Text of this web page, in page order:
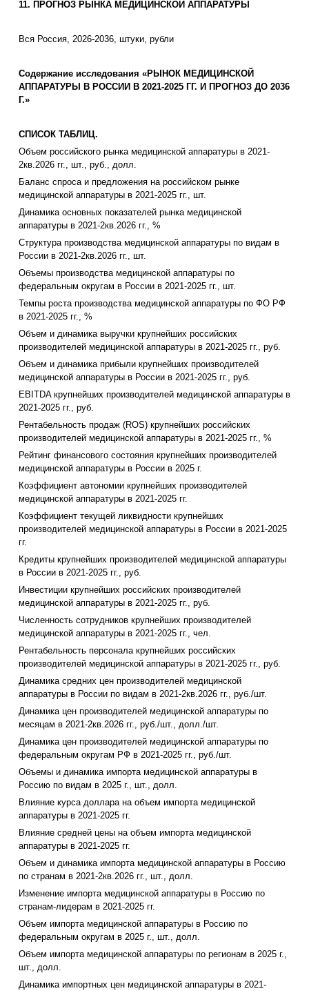
11. ПРОГНОЗ РЫНКА МЕДИЦИНСКОЙ АППАРАТУРЫ
Вся Россия, 2026-2036, штуки, рубли
Содержание исследования «РЫНОК МЕДИЦИНСКОЙ
АППАРАТУРЫ В РОССИИ В 2021-2025 ГГ. И ПРОГНОЗ ДО 2036
Г.»
СПИСОК ТАБЛИЦ.
Объем российского рынка медицинской аппаратуры в 2021-
2кв.2026 гг., шт., руб., долл.
Баланс спроса и предложения на российском рынке
медицинской аппаратуры в 2021-2025 гг., шт.
Динамика основных показателей рынка медицинской
аппаратуры в 2021-2кв.2026 гг., %
Структура производства медицинской аппаратуры по видам в
России в 2021-2кв.2026 гг., шт.
Объемы производства медицинской аппаратуры по
федеральным округам в России в 2021-2025 гг., шт.
Темпы роста производства медицинской аппаратуры по ФО РФ
в 2021-2025 гг., %
Объем и динамика выручки крупнейших российских
производителей медицинской аппаратуры в 2021-2025 гг., руб.
Объем и динамика прибыли крупнейших производителей
медицинской аппаратуры в России в 2021-2025 гг., руб.
EBITDA крупнейших производителей медицинской аппаратуры в
2021-2025 гг., руб.
Рентабельность продаж (ROS) крупнейших российских
производителей медицинской аппаратуры в 2021-2025 гг., %
Рейтинг финансового состояния крупнейших производителей
медицинской аппаратуры в России в 2025 г.
Коэффициент автономии крупнейших производителей
медицинской аппаратуры в 2021-2025 гг.
Коэффициент текущей ликвидности крупнейших
производителей медицинской аппаратуры в России в 2021-2025
гг.
Кредиты крупнейших производителей медицинской аппаратуры
в России в 2021-2025 гг., руб.
Инвестиции крупнейших российских производителей
медицинской аппаратуры в 2021-2025 гг., руб.
Численность сотрудников крупнейших производителей
медицинской аппаратуры в 2021-2025 гг., чел.
Рентабельность персонала крупнейших российских
производителей медицинской аппаратуры в 2021-2025 гг., руб.
Динамика средних цен производителей медицинской
аппаратуры в России по видам в 2021-2кв.2026 гг., руб./шт.
Динамика цен производителей медицинской аппаратуры по
месяцам в 2021-2кв.2026 гг., руб./шт., долл./шт.
Динамика цен производителей медицинской аппаратуры по
федеральным округам РФ в 2021-2025 гг., руб./шт.
Объемы и динамика импорта медицинской аппаратуры в
Россию по видам в 2025 г., шт., долл.
Влияние курса доллара на объем импорта медицинской
аппаратуры в 2021-2025 гг.
Влияние средней цены на объем импорта медицинской
аппаратуры в 2021-2025 гг.
Объем и динамика импорта медицинской аппаратуры в Россию
по странам в 2021-2кв.2026 гг., шт., долл.
Изменение импорта медицинской аппаратуры в Россию по
странам-лидерам в 2021-2025 гг.
Объем импорта медицинской аппаратуры в Россию по
федеральным округам в 2025 г., шт., долл.
Объем импорта медицинской аппаратуры по регионам в 2025 г.,
шт., долл.
Динамика импортных цен медицинской аппаратуры в 2021-